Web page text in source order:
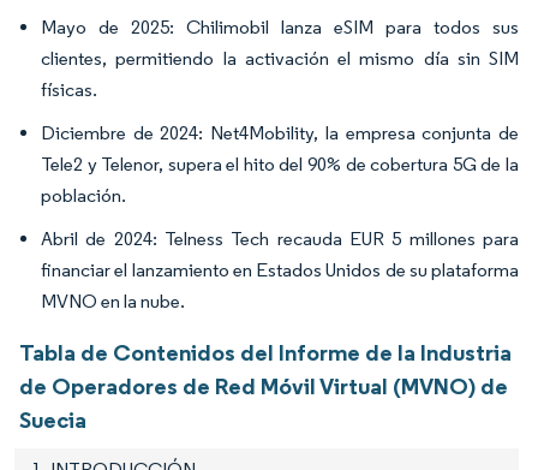
Mayo de 2025: Chilimobil lanza eSIM para todos sus
clientes, permitiendo la activación el mismo día sin SIM
físicas.
Diciembre de 2024: Net4Mobility, la empresa conjunta de
Tele2 y Telenor, supera el hito del 90% de cobertura 5G de la
población.
Abril de 2024: Telness Tech recauda EUR 5 millones para
financiar el lanzamiento en Estados Unidos de su plataforma
MVNO en la nube.
Tabla de Contenidos del Informe de la Industria
de Operadores de Red Móvil Virtual (MVNO) de
Suecia